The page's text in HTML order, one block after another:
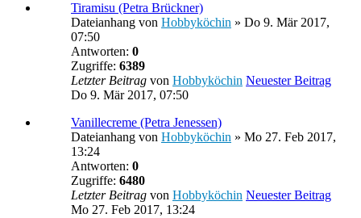
Tiramisu (Petra Brückner)
Dateianhang von Hobbyköchin » Do 9. Mär 2017,
07:50
Antworten: 0
Zugriffe: 6389
Letzter Beitrag von Hobbyköchin Neuester Beitrag
Do 9. Mär 2017, 07:50
Vanillecreme (Petra Jenessen)
Dateianhang von Hobbyköchin » Mo 27. Feb 2017,
13:24
Antworten: 0
Zugriffe: 6480
Letzter Beitrag von Hobbyköchin Neuester Beitrag
Mo 27. Feb 2017, 13:24